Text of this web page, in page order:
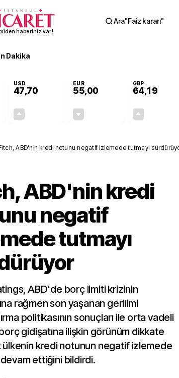
haberiniz var!
Ara"Faiz kararı"
Dakika
USD
47,70
EUR
55,00
GBP
64,19
ABD'nin kredi notunu negatif izlemede tutmayı
ABD'nin kredi
negatif
tutmayı
ABD'de borç limiti krizinin
rağmen son yaşanan gerilimi
politikasının sonuçları ile orta vadeli
gidişatına ilişkin görünüm dikkate
ülkenin kredi notunun negatif izlemede
ettiğini bildirdi.